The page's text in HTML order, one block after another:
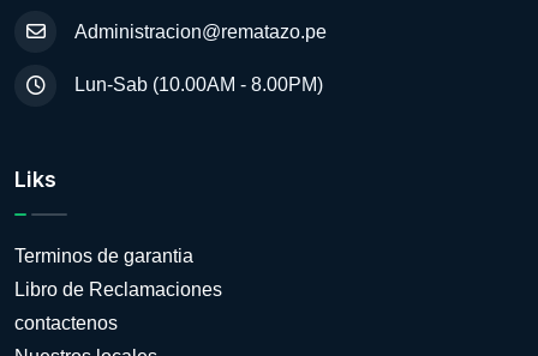
Administracion@rematazo.pe
Lun-Sab (10.00AM - 8.00PM)
Liks
Terminos de garantia
Libro de Reclamaciones
contactenos